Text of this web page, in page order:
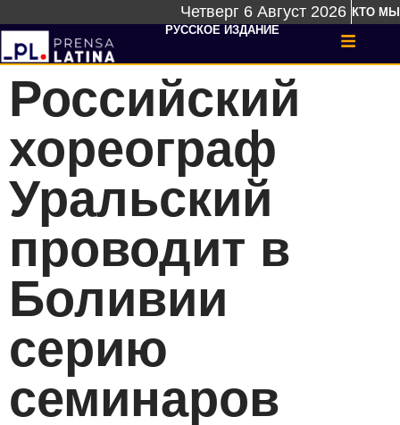
Четверг 6 Август 2026 КТО МЫ
РУССКОЕ ИЗДАНИЕ
Российский
хореограф
Уральский
проводит в
Боливии
серию
семинаров